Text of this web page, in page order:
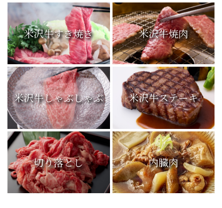
米沢牛すき焼き 米沢牛焼肉
米沢牛しゃぶしゃぶ 米沢牛ステーキ
切り落とし 内臓肉